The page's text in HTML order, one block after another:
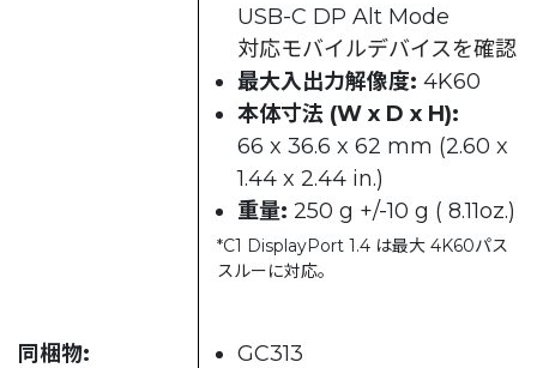
USB-C DP Alt Mode
対応モバイルデバイスを確認
最大入出力解像度: 4K60
本体寸法 (W x D x H):
66 x 36.6 x 62 mm (2.60 x
1.44 x 2.44 in.)
重量: 250 g +/-10 g ( 8.11oz.)
*C1 DisplayPort 1.4 は最大 4K60パス
スルーに対応。
同梱物: GC313